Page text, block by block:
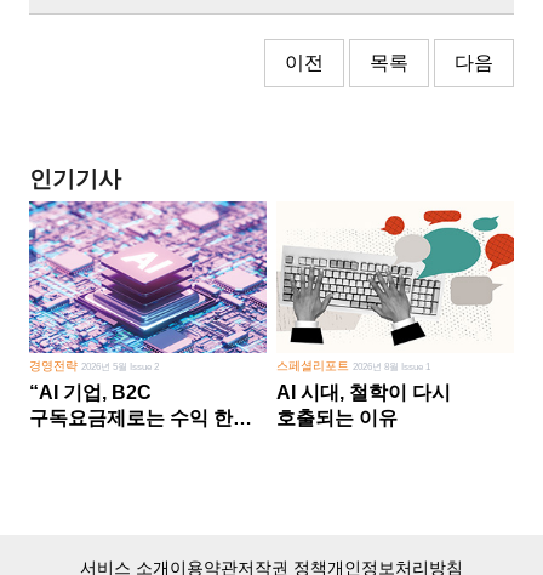
이전 목록 다음
인기기사
경영전략 2026년 5월 Issue 2
“AI 기업, B2C
구독요금제로는 수익 한계
스페셜리포트 2026년 8월 Issue 1
AI 시대, 철학이 다시
호출되는 이유
서비스 소개이용약관저작권 정책개인정보처리방침